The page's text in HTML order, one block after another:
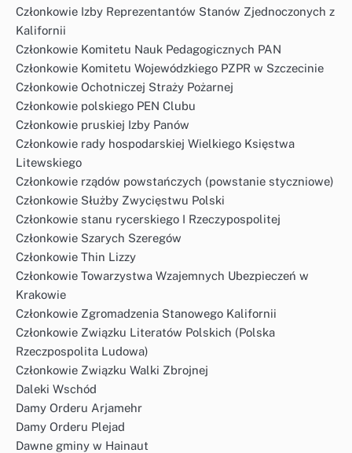
Członkowie Izby Reprezentantów Stanów Zjednoczonych z
Kalifornii
Członkowie Komitetu Nauk Pedagogicznych PAN
Członkowie Komitetu Wojewódzkiego PZPR w Szczecinie
Członkowie Ochotniczej Straży Pożarnej
Członkowie polskiego PEN Clubu
Członkowie pruskiej Izby Panów
Członkowie rady hospodarskiej Wielkiego Księstwa
Litewskiego
Członkowie rządów powstańczych (powstanie styczniowe)
Członkowie Służby Zwycięstwu Polski
Członkowie stanu rycerskiego I Rzeczypospolitej
Członkowie Szarych Szeregów
Członkowie Thin Lizzy
Członkowie Towarzystwa Wzajemnych Ubezpieczeń w
Krakowie
Członkowie Zgromadzenia Stanowego Kalifornii
Członkowie Związku Literatów Polskich (Polska
Rzeczpospolita Ludowa)
Członkowie Związku Walki Zbrojnej
Daleki Wschód
Damy Orderu Arjamehr
Damy Orderu Plejad
Dawne gminy w Hainaut